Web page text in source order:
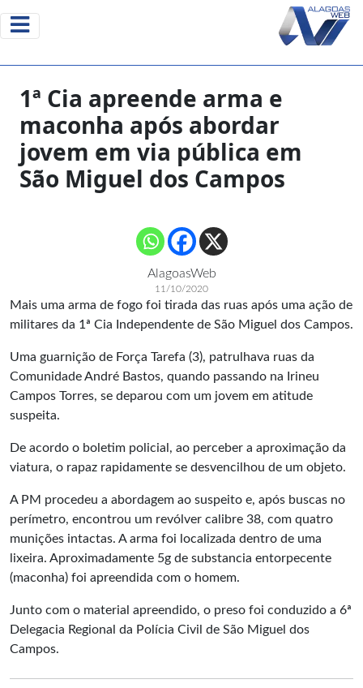
1ª Cia apreende arma e
maconha após abordar
jovem em via pública em
São Miguel dos Campos
AlagoasWeb
11/10/2020
Mais uma arma de fogo foi tirada das ruas após uma ação de
militares da 1ª Cia Independente de São Miguel dos Campos.
Uma guarnição de Força Tarefa (3), patrulhava ruas da
Comunidade André Bastos, quando passando na Irineu
Campos Torres, se deparou com um jovem em atitude
suspeita.
De acordo o boletim policial, ao perceber a aproximação da
viatura, o rapaz rapidamente se desvencilhou de um objeto.
A PM procedeu a abordagem ao suspeito e, após buscas no
perímetro, encontrou um revólver calibre 38, com quatro
munições intactas. A arma foi localizada dentro de uma
lixeira. Aproximadamente 5g de substancia entorpecente
(maconha) foi apreendida com o homem.
Junto com o material apreendido, o preso foi conduzido a 6ª
Delegacia Regional da Polícia Civil de São Miguel dos
Campos.